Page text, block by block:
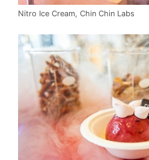
Nitro Ice Cream, Chin Chin Labs